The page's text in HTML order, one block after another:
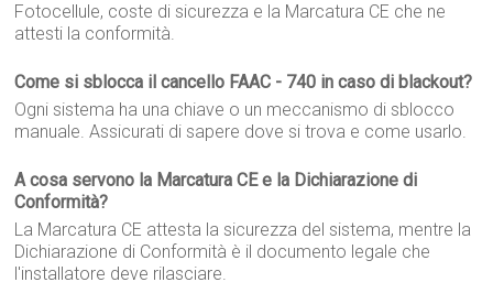
Fotocellule, coste di sicurezza e la Marcatura CE che ne
attesti la conformità.
Come si sblocca il cancello FAAC - 740 in caso di blackout?
Ogni sistema ha una chiave o un meccanismo di sblocco
manuale. Assicurati di sapere dove si trova e come usarlo.
A cosa servono la Marcatura CE e la Dichiarazione di
Conformità?
La Marcatura CE attesta la sicurezza del sistema, mentre la
Dichiarazione di Conformità è il documento legale che
l'installatore deve rilasciare.